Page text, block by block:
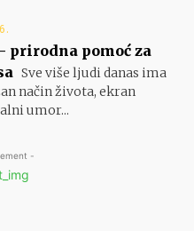
prirodna pomoć za
Sve više ljudi danas ima
način života, ekran
umor...
-